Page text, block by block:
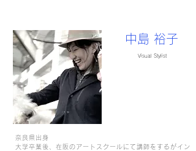
中島 裕子
Visual Stylist
奈良県出身
大学卒業後、在阪のアートスクールにて講師をするがイン